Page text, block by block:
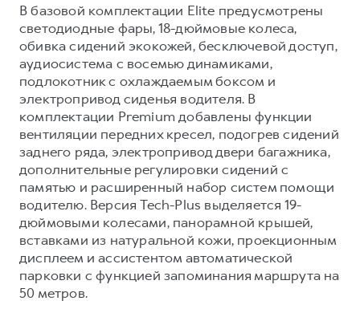
В базовой комплектации Elite предусмотрены
светодиодные фары, 18-дюймовые колеса,
обивка сидений экокожей, бесключевой доступ,
аудиосистема с восемью динамиками,
подлокотник с охлаждаемым боксом и
электропривод сиденья водителя. В
комплектации Premium добавлены функции
вентиляции передних кресел, подогрев сидений
заднего ряда, электропривод двери багажника,
дополнительные регулировки сидений с
памятью и расширенный набор систем помощи
водителю. Версия Tech-Plus выделяется 19-
дюймовыми колесами, панорамной крышей,
вставками из натуральной кожи, проекционным
дисплеем и ассистентом автоматической
парковки с функцией запоминания маршрута на
50 метров.